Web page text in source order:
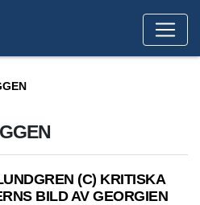
(C) KRITISKA
BILD AV GEORGIEN